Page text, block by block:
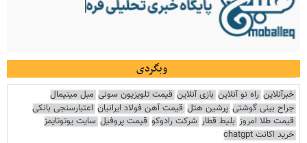
وبگردی
خبرآنلاین راه نو آنلاین بازی آنلاین قیمت تلویزیون سونی مبل مینیمال
جراح بینی گوشتی پرشین هتل قیمت آهن فولاد ایرانیان اعتبارسنجی بانکی
قیمت طلا امروز بلیط قطار شرکت رادوکو قیمت پروفیل سایت یوتوتایمز
خرید اکانت chatgpt